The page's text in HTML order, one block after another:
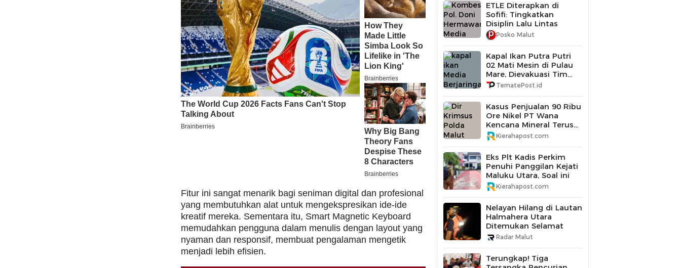
Fitur ini sangat menarik bagi seniman digital dan profesional
yang membutuhkan alat untuk mengekspresikan ide-ide
kreatif mereka. Sementara itu, Smart Magnetic Keyboard
memudahkan pengguna dalam menulis dengan layout yang
nyaman dan responsif, membuat pengalaman mengetik
menjadi lebih efisien.
ETLE Diterapkan di
Sofifi: Tingkatkan
Disiplin Lalu Lintas
Posko Malut
Kapal Ikan Putra Putri
02 Mati Mesin di Pulau
Mare, Dievakuasi Tim
SAR Gabungan
TernatePost.id
Kasus Penjualan 90 Ribu
Ore Nikel PT Wana
Kencana Mineral Terus
Didalami Polda Maluku
Utara
Kierahapost.com
Eks Plt Kadis Perkim
Penuhi Panggilan Kejati
Maluku Utara, Soal ini
Kierahapost.com
Nelayan Hilang di Lautan
Halmahera Utara
Ditemukan Selamat
Radar Malut
Terungkap! Tiga